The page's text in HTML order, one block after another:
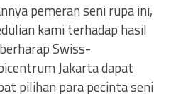
pemeran seni rupa ini,
kami terhadap hasil
Swiss-
Jakarta dapat
pilihan para pecinta seni